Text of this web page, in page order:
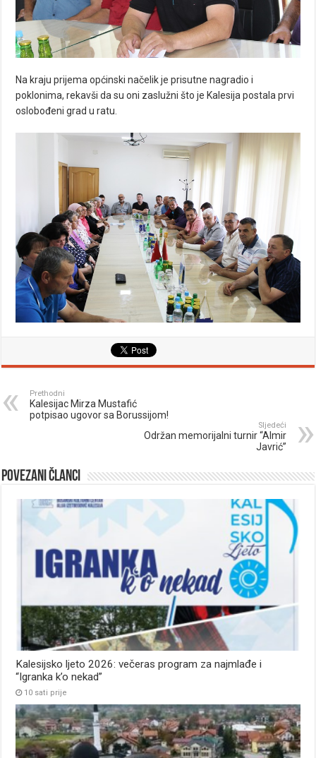
Na kraju prijema općinski načelik je prisutne nagradio i
poklonima, rekavši da su oni zaslužni što je Kalesija postala prvi
oslobođeni grad u ratu.
Prethodni
Kalesijac Mirza Mustafić
potpisao ugovor sa Borussijom!
Sljedeći
Održan memorijalni turnir “Almir
Javrić”
Povezani članci
Kalesijsko ljeto 2026: večeras program za najmlađe i
“Igranka k’o nekad”
10 sati prije